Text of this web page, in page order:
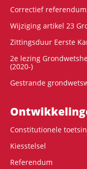
Correctief referendum
Wijziging artikel 23
Zittingsduur Eerste
2e lezing
(2020-)
Gestrande
Constitutionele
Kiesstelsel
Referendum